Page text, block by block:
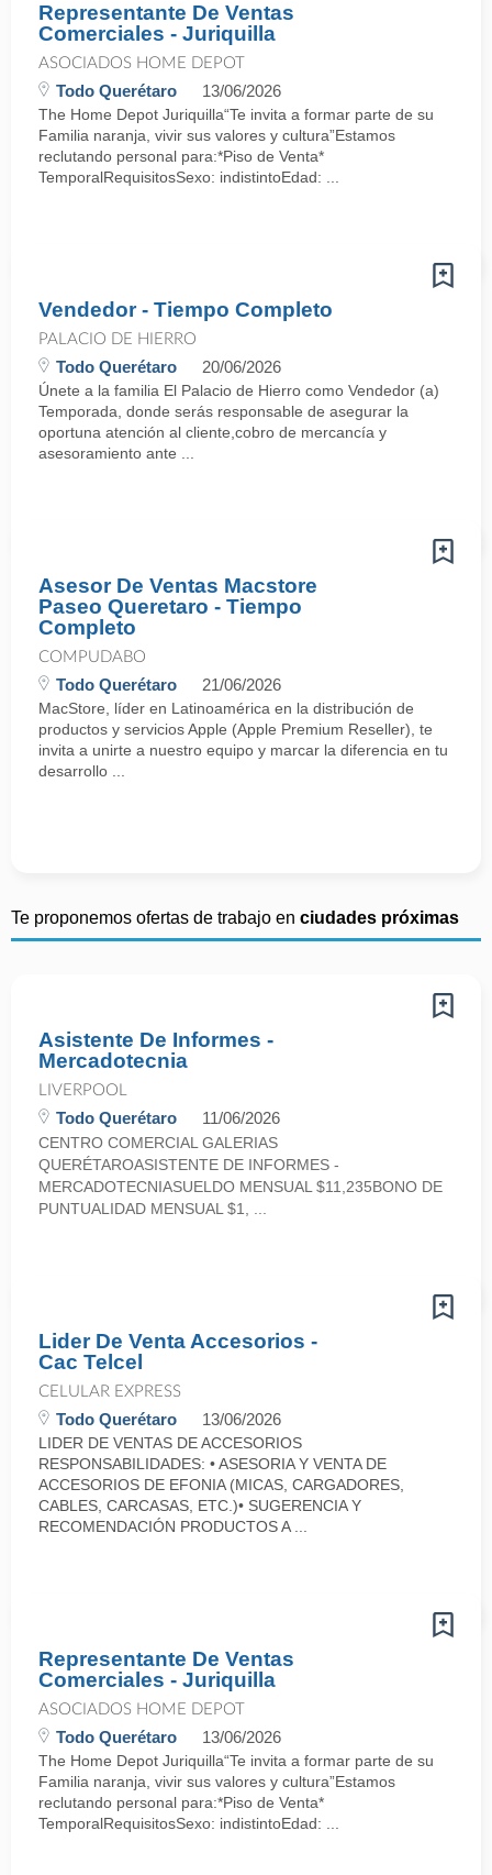
Representante De Ventas
Comerciales - Juriquilla
ASOCIADOS HOME DEPOT
Todo Querétaro 13/06/2026
The Home Depot Juriquilla“Te invita a formar parte de su
Familia naranja, vivir sus valores y cultura”Estamos
reclutando personal para:*Piso de Venta*
TemporalRequisitosSexo: indistintoEdad: ...
Vendedor - Tiempo Completo
PALACIO DE HIERRO
Todo Querétaro 20/06/2026
Únete a la familia El Palacio de Hierro como Vendedor (a)
Temporada, donde serás responsable de asegurar la
oportuna atención al cliente,cobro de mercancía y
asesoramiento ante ...
Asesor De Ventas Macstore
Paseo Queretaro - Tiempo
Completo
COMPUDABO
Todo Querétaro 21/06/2026
MacStore, líder en Latinoamérica en la distribución de
productos y servicios Apple (Apple Premium Reseller), te
invita a unirte a nuestro equipo y marcar la diferencia en tu
desarrollo ...
Te proponemos ofertas de trabajo en ciudades próximas
Asistente De Informes -
Mercadotecnia
LIVERPOOL
Todo Querétaro 11/06/2026
CENTRO COMERCIAL GALERIAS
QUERÉTAROASISTENTE DE INFORMES -
MERCADOTECNIASUELDO MENSUAL $11,235BONO DE
PUNTUALIDAD MENSUAL $1, ...
Lider De Venta Accesorios -
Cac Telcel
CELULAR EXPRESS
Todo Querétaro 13/06/2026
LIDER DE VENTAS DE ACCESORIOS
RESPONSABILIDADES: • ASESORIA Y VENTA DE
ACCESORIOS DE EFONIA (MICAS, CARGADORES,
CABLES, CARCASAS, ETC.)• SUGERENCIA Y
RECOMENDACIÓN PRODUCTOS A ...
Representante De Ventas
Comerciales - Juriquilla
ASOCIADOS HOME DEPOT
Todo Querétaro 13/06/2026
The Home Depot Juriquilla“Te invita a formar parte de su
Familia naranja, vivir sus valores y cultura”Estamos
reclutando personal para:*Piso de Venta*
TemporalRequisitosSexo: indistintoEdad: ...